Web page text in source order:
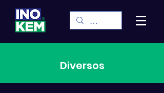
Diversos